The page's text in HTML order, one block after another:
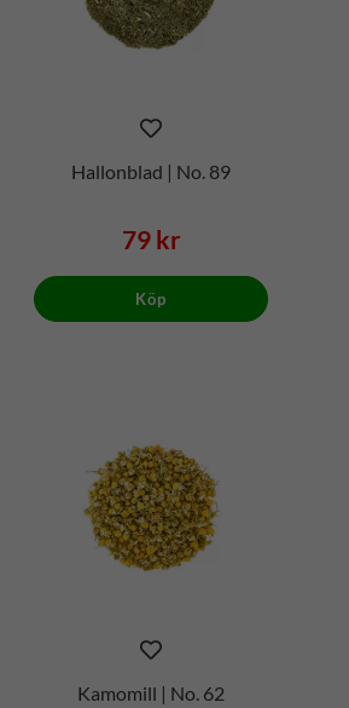
Hallonblad | No. 89
79 kr
Köp
Kamomill | No. 62